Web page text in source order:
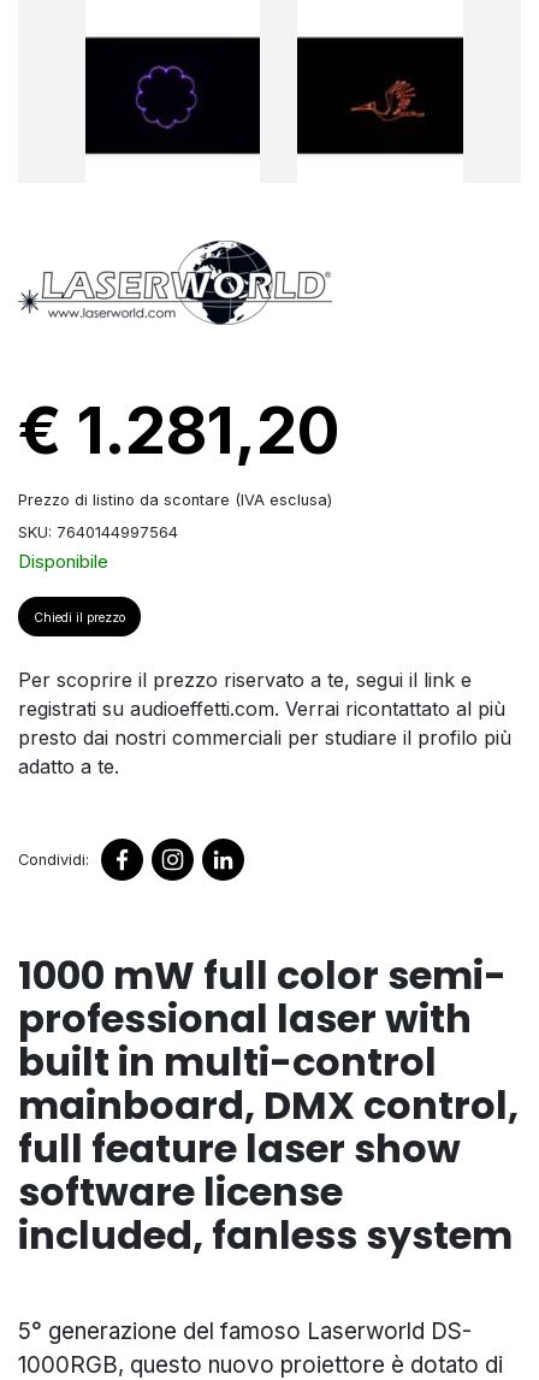
€ 1.281,20
Prezzo di listino da scontare (IVA esclusa)
SKU: 7640144997564
Disponibile
Chiedi il prezzo
Per scoprire il prezzo riservato a te, segui il link e
registrati su audioeffetti.com. Verrai ricontattato al più
presto dai nostri commerciali per studiare il profilo più
adatto a te.
Condividi:
1000 mW full color semi-
professional laser with
built in multi-control
mainboard, DMX control,
full feature laser show
software license
included, fanless system
5° generazione del famoso Laserworld DS-
1000RGB, questo nuovo proiettore è dotato di